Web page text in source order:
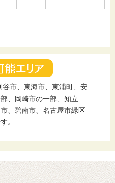
市、東海市、東浦町、安
、岡崎市の一部、知立
、碧南市、名古屋市緑区
。